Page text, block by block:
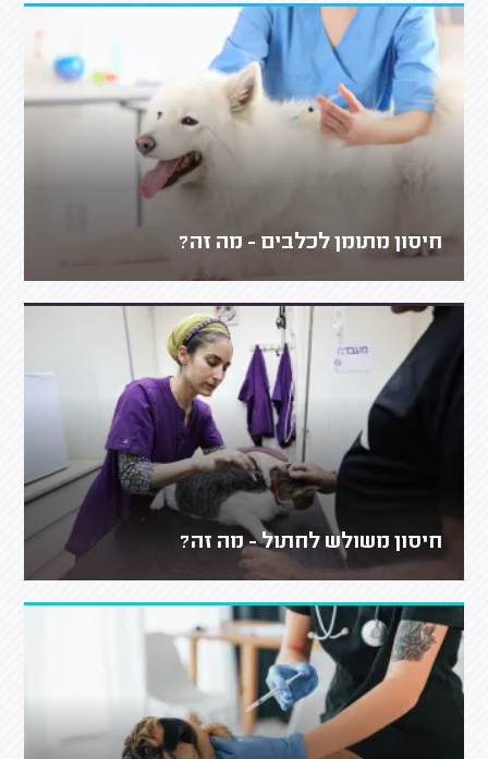
חיסון מתומן לכלבים - מה זה?
חיסון משולש לחתול - מה זה?